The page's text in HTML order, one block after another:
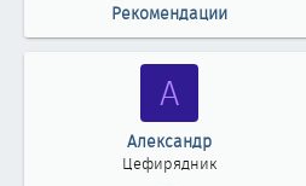
Рекомендации
А
Александр
Цефирядник